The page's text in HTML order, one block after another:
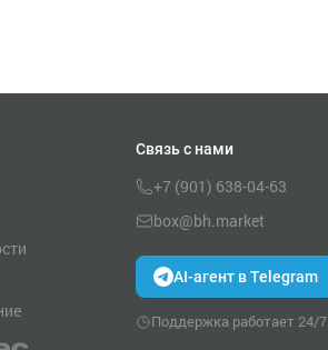
Связь с нами
+7 (901) 638-04-63
box@bh.market
AI-агент в Telegram
Поддержка работает 24/7